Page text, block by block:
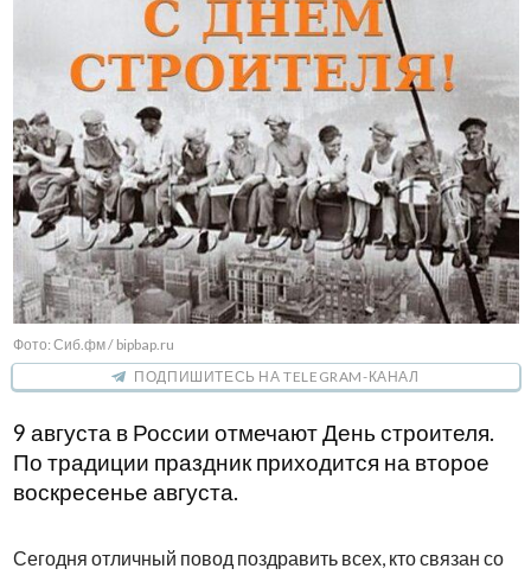
Фото: Сиб.фм / bipbap.ru
ПОДПИШИТЕСЬ НА TELEGRAM-КАНАЛ
9 августа в России отмечают День строителя.
По традиции праздник приходится на второе
воскресенье августа.
Сегодня отличный повод поздравить всех, кто связан со